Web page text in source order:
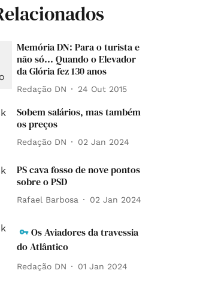
Memória DN: Para o turista e
não só... Quando o Elevador
da Glória fez 130 anos
Redação DN 24 Out 2015
Sobem salários, mas também
os preços
Redação DN 02 Jan 2024
PS cava fosso de nove pontos
sobre o PSD
Rafael Barbosa 02 Jan 2024
Os Aviadores da travessia
do Atlântico
Redação DN 01 Jan 2024